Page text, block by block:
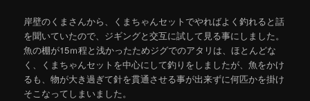
岸壁のくまさんから、くまちゃんセットでやればよく釣れると話
を聞いていたので、ジギングと交互に試して見る事にしました。
魚の棚が15ｍ程と浅かったためジグでのアタリは、ほとんどな
く、くまちゃんセットを中心にして釣りをしましたが、魚をかけ
るも、物が大き過ぎて針を貫通させる事が出来ずに何匹かを掛け
そこなってしまいました。